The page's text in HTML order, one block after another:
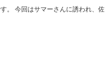
。 今回はサマーさんに誘われ、佐